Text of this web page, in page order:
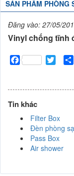
SẢN PHẨM PHÒNG
Đăng vào: 27/05/
Vinyl chống tĩnh
Facebook
Twitter
Tin khác
Filter Box
Đèn phòng
Pass Box
Air shower